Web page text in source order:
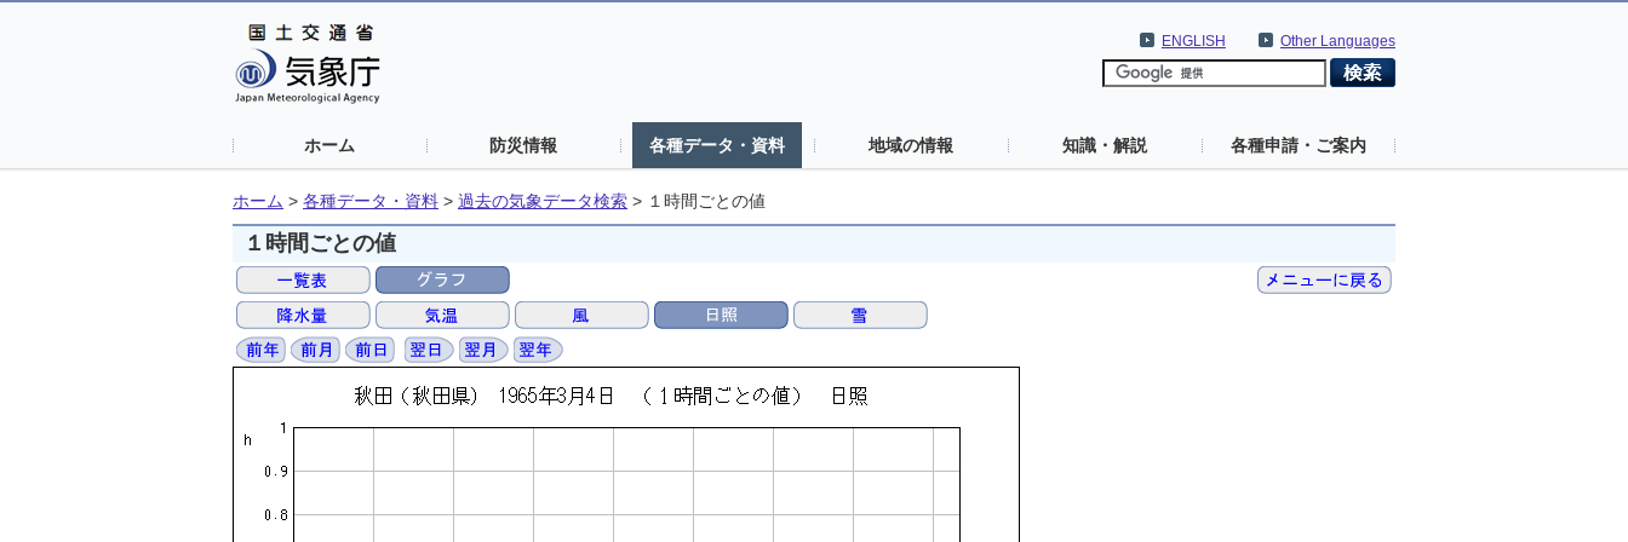
Other Languages
ENGLISH
ホーム 防災情報 各種データ・資料 地域の情報 知識・解説 各種申請・ご案内
ホーム > 各種データ・資料 > 過去の気象データ検索 > １時間ごとの値
１時間ごとの値